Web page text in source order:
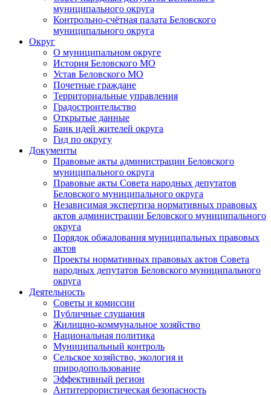
муниципального округа
Контрольно-счётная палата Беловского
муниципального округа
Округ
О муниципальном округе
История Беловского МО
Устав Беловского МО
Почетные граждане
Территориальные управления
Градостроительство
Открытые данные
Банк идей жителей округа
Гид по округу
Документы
Правовые акты администрации Беловского
муниципального округа
Правовые акты Совета народных депутатов
Беловского муниципального округа
Независимая экспертиза нормативных правовых
актов администрации Беловского муниципального
округа
Порядок обжалования муниципальных правовых
актов
Проекты нормативных правовых актов Совета
народных депутатов Беловского муниципального
округа
Деятельность
Советы и комиссии
Публичные слушания
Жилищно-коммунальное хозяйство
Национальная политика
Муниципальный контроль
Сельское хозяйство, экология и
природопользование
Эффективный регион
Антитеррористическая безопасность